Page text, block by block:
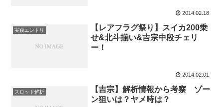
2014.02.18
実践エントリ
【レアフラグ祭り】スイカ200乗
せ&北斗揃い&吉宗中段チェリ
ー！
2014.02.01
スロット解析
【吉宗】解析情報から考察 ゾー
ン狙いは？ヤメ時は？